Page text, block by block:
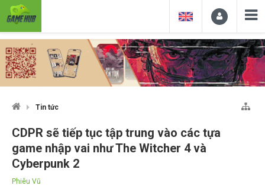
Tin tức
CDPR sẽ tiếp tục tập trung vào các tựa
game nhập vai như The Witcher 4 và
Cyberpunk 2
Phiêu Vũ